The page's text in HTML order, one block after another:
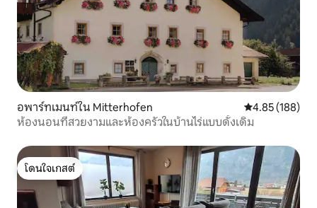
อพาร์ทเมนท์ใน Mitterhofen คะแนนเฉลี่ย
4.85 (188)
ห้องนอนที่สวยงามและห้องครัวในบ้านไร่แบบดั้งเดิม
โดนใจเกสต์
โดนใจเกสต์